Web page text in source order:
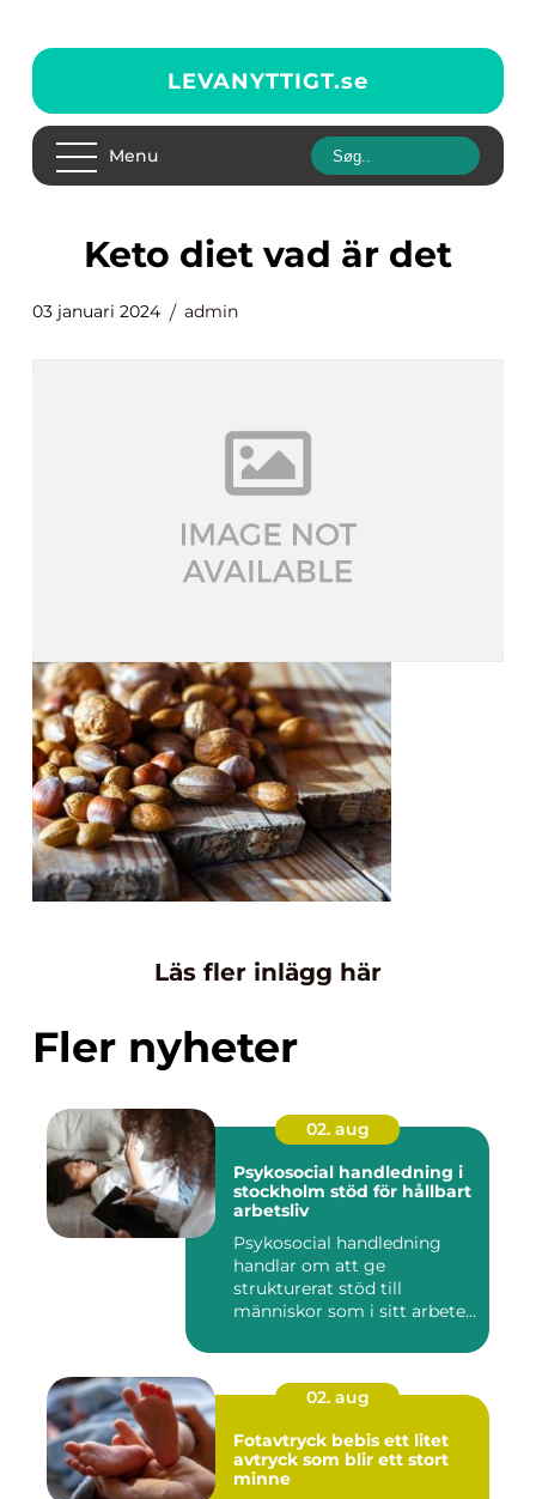
LEVANYTTIGT.se
Menu
keto diet vad är det
03 januari 2024 admin
Läs fler inlägg här
Fler nyheter
02. aug
Psykosocial handledning i
stockholm stöd för hållbart
arbetsliv
Psykosocial handledning
handlar om att ge
strukturerat stöd till
människor som i sitt arbete
02. aug
Fotavtryck bebis ett litet
avtryck som blir ett stort
minne